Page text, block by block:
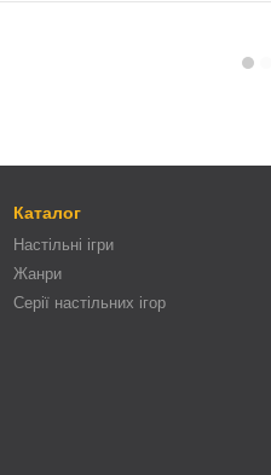
Каталог
Настільні ігри
Жанри
Серії настільних ігор